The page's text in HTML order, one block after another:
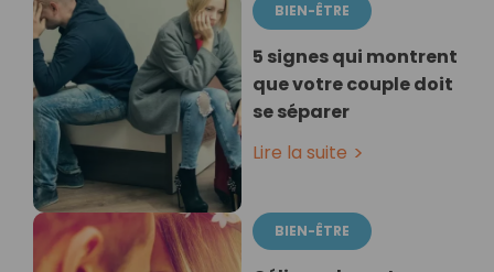
BIEN-ÊTRE
5 signes qui montrent
que votre couple doit
se séparer
Lire la suite
BIEN-ÊTRE